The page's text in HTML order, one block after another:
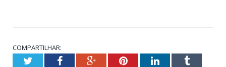
COMPARTILHAR:
TwitterFacebookGoogle+PinterestLinkedInTumblr